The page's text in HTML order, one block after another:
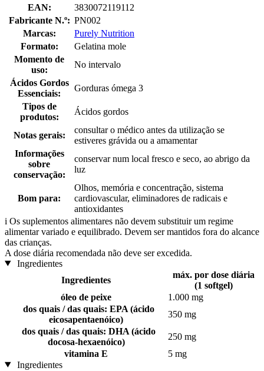
EAN:
3830072119112
Fabricante N.º: PN002
Marcas:
Purely Nutrition
Formato:
Gelatina mole
Momento de
uso:
No intervalo
Ácidos Gordos
Essenciais:
Gorduras ómega 3
Tipos de
produtos:
Ácidos gordos
Notas gerais:
consultar o médico antes da utilização se
estiveres grávida ou a amamentar
Informações
sobre
conservação:
conservar num local fresco e seco, ao abrigo da
luz
Bom para:
Olhos, memória e concentração, sistema
cardiovascular, eliminadores de radicais e
antioxidantes
i Os suplementos alimentares não devem substituir um regime
alimentar variado e equilibrado. Devem ser mantidos fora do alcance
das crianças.
A dose diária recomendada não deve ser excedida.
Ingredientes
Ingredientes
máx. por dose diária
(1 softgel)
óleo de peixe
1.000 mg
dos quais / das quais: EPA (ácido
eicosapentaenóico)
350 mg
dos quais / das quais: DHA (ácido
docosa-hexaenóico)
250 mg
vitamina E
5 mg
Ingredientes